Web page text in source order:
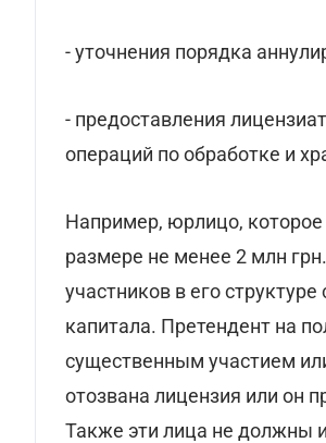
- уточнения порядка
- предоставления
операций по обработке и
Например, юрлицо,
размере не менее 2 млн
участников в его
капитала. Претендент на
существенным участием
отозвана лицензия или он
Также эти лица не должны